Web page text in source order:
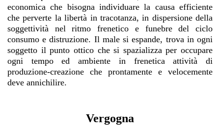
economica che bisogna individuare la causa efficiente
che perverte la libertà in tracotanza, in dispersione della
soggettività nel ritmo frenetico e funebre del ciclo
consumo e distruzione. Il male si espande, trova in ogni
soggetto il punto ottico che si spazializza per occupare
ogni tempo ed ambiente in frenetica attività di
produzione-creazione che prontamente e velocemente
deve annichilire.
Vergogna